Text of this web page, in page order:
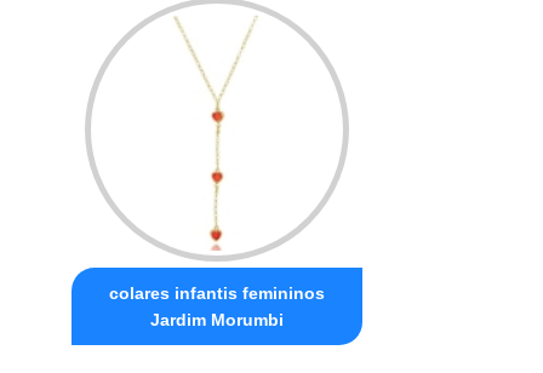
colares infantis femininos
Jardim Morumbi